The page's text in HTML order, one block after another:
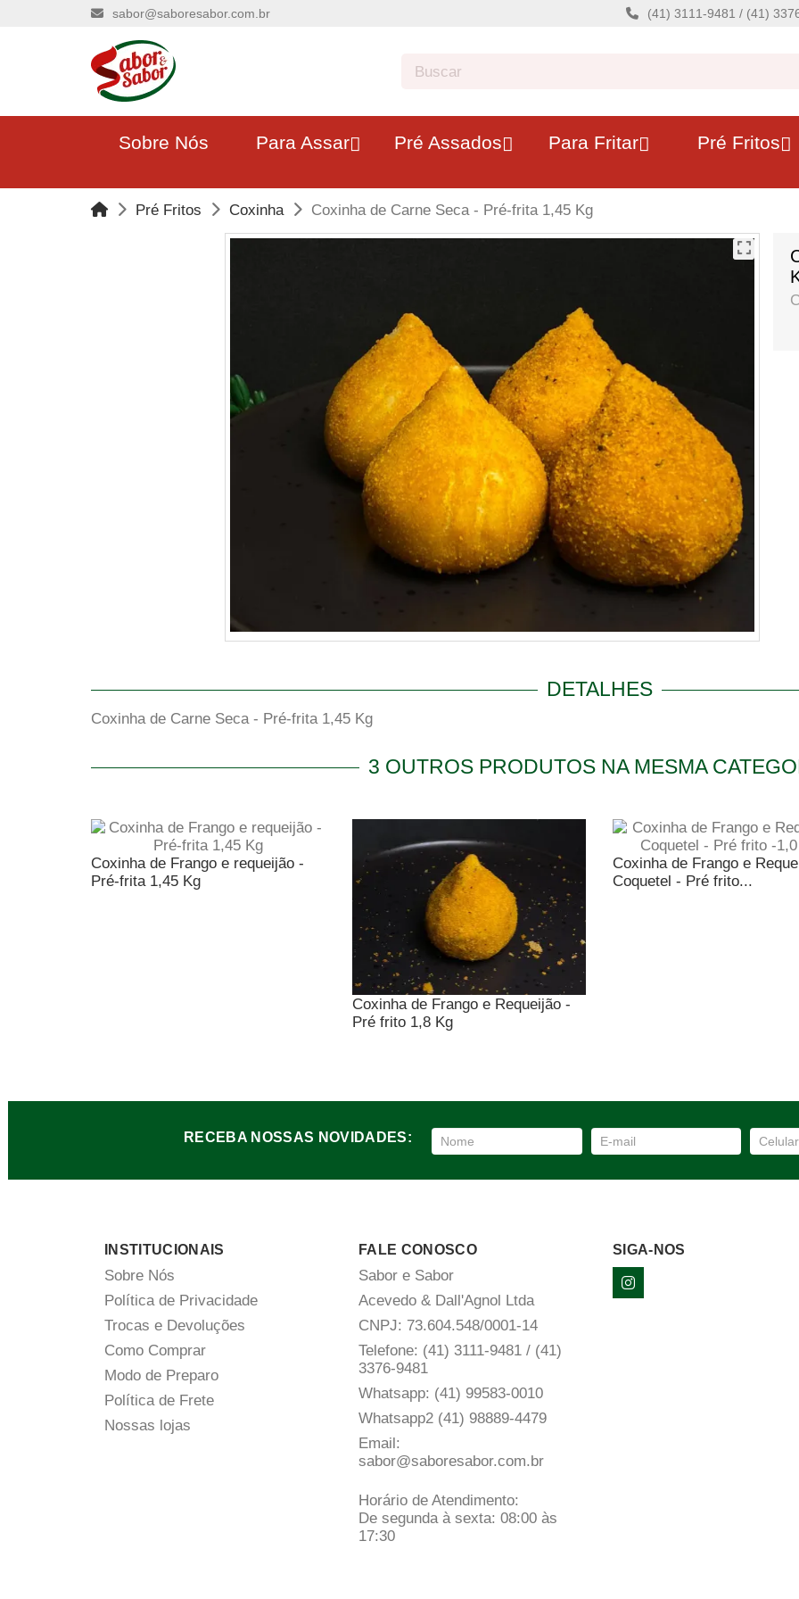
sabor@saboresabor.com.br (41) 3111-9481 / (41)
Sobre Nós Para Assar Pré Assados Para Fritar Pré Fritos
Pré Fritos Coxinha Coxinha de Carne Seca - Pré-frita 1,45 Kg
DETALHES
Coxinha de Carne Seca - Pré-frita 1,45 Kg
3 OUTROS PRODUTOS NA MESMA
Coxinha de Frango e requeijão -
Pré-frita 1,45 Kg
Coxinha de Frango e Requeijão -
Pré frito 1,8 Kg
Coxinha de Frango e
Coquetel - Pré frito...
RECEBA NOSSAS NOVIDADES:
INSTITUCIONAIS
Sobre Nós
Política de Privacidade
Trocas e Devoluções
Como Comprar
Modo de Preparo
Política de Frete
Nossas lojas
FALE CONOSCO
Sabor e Sabor
Acevedo & Dall'Agnol Ltda
CNPJ: 73.604.548/0001-14
Telefone: (41) 3111-9481 / (41)
3376-9481
Whatsapp: (41) 99583-0010
Whatsapp2 (41) 98889-4479
Email:
sabor@saboresabor.com.br
Horário de Atendimento:
De segunda à sexta: 08:00 às
17:30
SIGA-NOS